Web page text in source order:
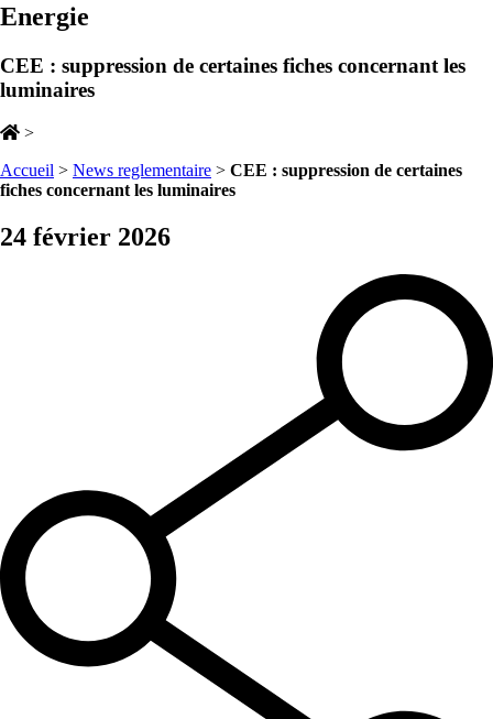
Energie
CEE : suppression de certaines fiches concernant les
luminaires
>
Accueil > News reglementaire > CEE : suppression de certaines
fiches concernant les luminaires
24 février 2026